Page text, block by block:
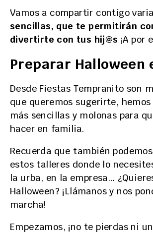
Vamos a compartir contigo
sencillas, que te permitirán
divertirte con tus hij@s ¡A por
Preparar Halloween
Desde Fiestas Tempranito son
que queremos sugerirte,
más sencillas y molonas para
hacer en familia.
Recuerda que también
estos talleres donde lo
la urba, en la empresa…
Halloween? ¡Llámanos y nos
marcha!
Empezamos, ¡no te pierdas ni